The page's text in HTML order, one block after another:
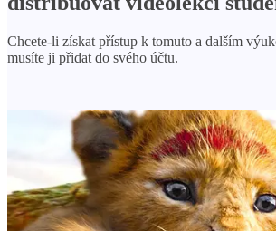
Chcete-li získat přístup k tomuto a dalším
musíte ji přidat do svého účtu.